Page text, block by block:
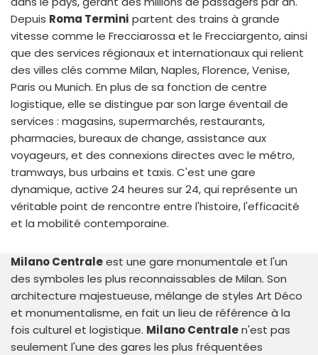
Depuis Roma Termini partent des trains à grande
vitesse comme le Frecciarossa et le Frecciargento, ainsi
que des services régionaux et internationaux qui relient
des villes clés comme Milan, Naples, Florence, Venise,
Paris ou Munich. En plus de sa fonction de centre
logistique, elle se distingue par son large éventail de
services : magasins, supermarchés, restaurants,
pharmacies, bureaux de change, assistance aux
voyageurs, et des connexions directes avec le métro,
tramways, bus urbains et taxis. C'est une gare
dynamique, active 24 heures sur 24, qui représente un
véritable point de rencontre entre l'histoire, l'efficacité
et la mobilité contemporaine.
Milano Centraleest une gare monumentale et l'un
des symboles les plus reconnaissables de Milan. Son
architecture majestueuse, mélange de styles Art Déco
et monumentalisme, en fait un lieu de référence à la
fois culturel et logistique. Milano Centralen'est pas
seulement l'une des gares les plus fréquentées